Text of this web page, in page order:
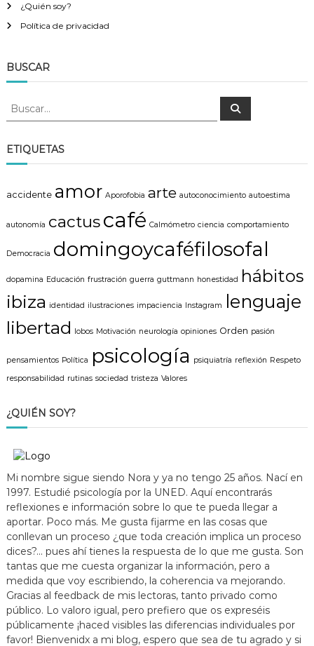
¿Quién soy?
Política de privacidad
BUSCAR
B
c
a
:
B
ETIQUETAS
accidente amor Aporofobia arte autoconocimiento autoestima
autonomía cactuscafé Calmómetro ciencia comportamiento
Democracia domingoycaféfilosofal
dopamina Educación frustración guerra guttmann honestidad hábitos
ibiza identidad ilustraciones impaciencia Instagram lenguaje
libertad lobos Motivación neurología opiniones Orden pasión
pensamientos Política psicología psiquiatría reflexión Respeto
responsabilidad rutinas sociedad tristeza Valores
¿QUIÉN SOY?
Mi nombre sigue siendo Nora y ya no tengo 25 años. Nací en
1997. Estudié psicología por la UNED. Aquí encontrarás
reflexiones e información sobre lo que te pueda llegar a
aportar. Poco más. Me gusta fijarme en las cosas que
conllevan un proceso ¿que toda creación implica un proceso
dices?... pues ahí tienes la respuesta de lo que me gusta. Son
tantas que me cuesta organizar la información, pero a
medida que voy escribiendo, la coherencia va mejorando.
Gracias al feedback de mis lectoras, tanto privado como
público. Lo valoro igual, pero prefiero que os expreséis
públicamente ¡haced visibles las diferencias individuales por
favor! Bienvenidx a mi blog, espero que sea de tu agrado y si